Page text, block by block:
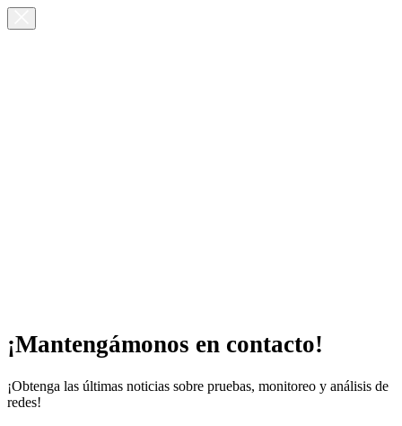
¡Mantengámonos en contacto!
¡Obtenga las últimas noticias sobre pruebas, monitoreo y análisis de
redes!